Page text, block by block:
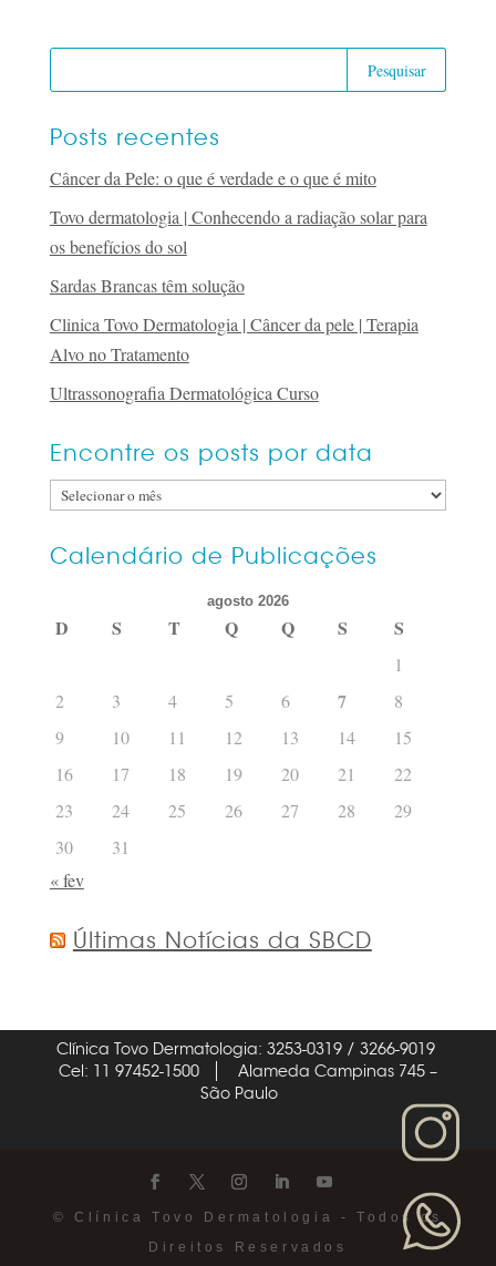
Posts recentes
Câncer da Pele: o que é verdade e o que é mito
Tovo dermatologia | Conhecendo a radiação solar para
os benefícios do sol
Sardas Brancas têm solução
Clinica Tovo Dermatologia | Câncer da pele | Terapia
Alvo no Tratamento
Ultrassonografia Dermatológica Curso
Encontre os posts por data
Encontre
posts
Calendário de Publicações
agosto 2026
D S T Q Q S S
1
2
3 4 5 6 7
8
9
10 11 12 13 14
15
16
17 18 19 20 21
22
23
24 25 26 27 28
29
30
31
« fev
Últimas Notícias da SBCD
Clínica Tovo Dermatologia: 3253-0319 / 3266-9019
Cel: 11 97452-1500
Alameda Campinas 745 –
São Paulo
© Clínica Tovo Dermatologia - Todos os
Direitos Reservados